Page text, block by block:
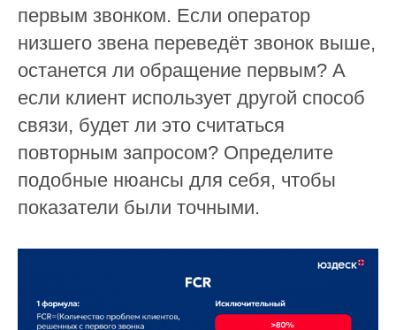
первым звонком. Если оператор
низшего звена переведёт звонок выше,
останется ли обращение первым? А
если клиент использует другой способ
связи, будет ли это считаться
повторным запросом? Определите
подобные нюансы для себя, чтобы
показатели были точными.